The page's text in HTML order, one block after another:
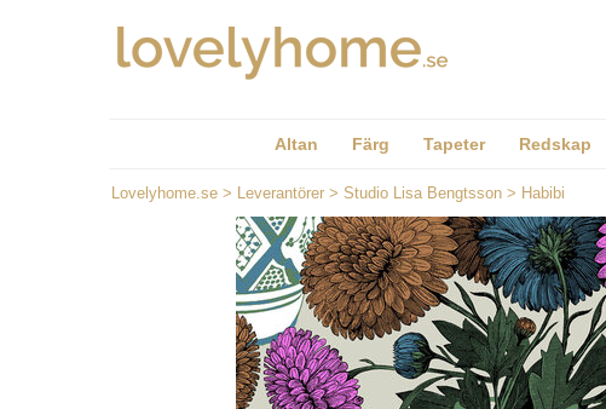
Altan Färg Tapeter Redskap
Lovelyhome.se > Leverantörer > Studio Lisa Bengtsson > Habibi